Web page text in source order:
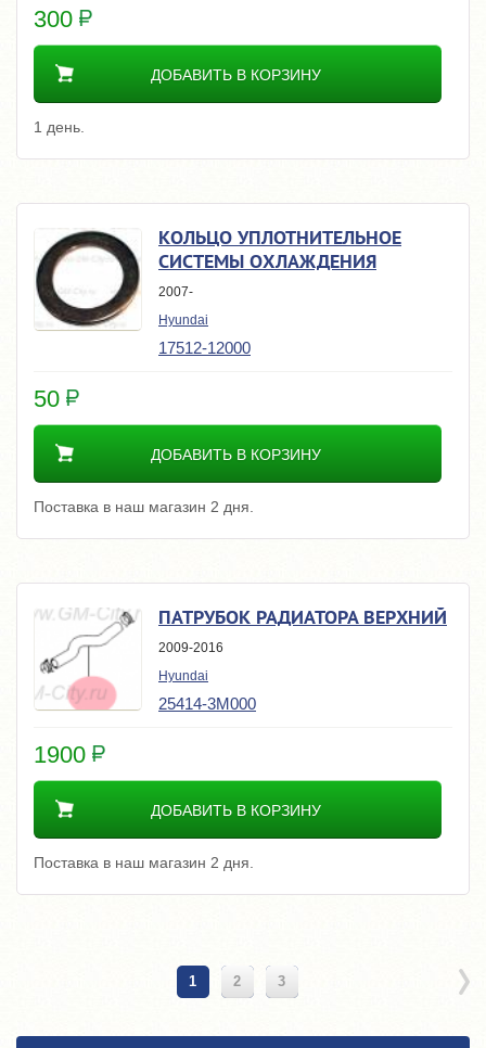
300
ДОБАВИТЬ В КОРЗИНУ
1 день.
КОЛЬЦО УПЛОТНИТЕЛЬНОЕ
СИСТЕМЫ ОХЛАЖДЕНИЯ
2007-
Hyundai
17512-12000
50
ДОБАВИТЬ В КОРЗИНУ
Поставка в наш магазин 2 дня.
ПАТРУБОК РАДИАТОРА ВЕРХНИЙ
2009-2016
Hyundai
25414-3M000
1900
ДОБАВИТЬ В КОРЗИНУ
Поставка в наш магазин 2 дня.
1 2 3